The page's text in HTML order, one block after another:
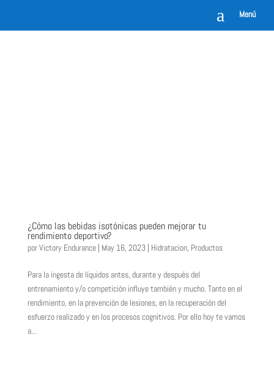
a Menú
¿Cómo las bebidas isotónicas pueden mejorar tu
rendimiento deportivo?
porVictory Endurance| May 16, 2023| Hidratacion, Productos
Para la ingesta de líquidos antes, durante y después del
entrenamiento y/o competición influye también y mucho. Tanto en el
rendimiento, en la prevención de lesiones, en la recuperación del
esfuerzo realizado y en los procesos cognitivos. Por ello hoy te vamos
a...